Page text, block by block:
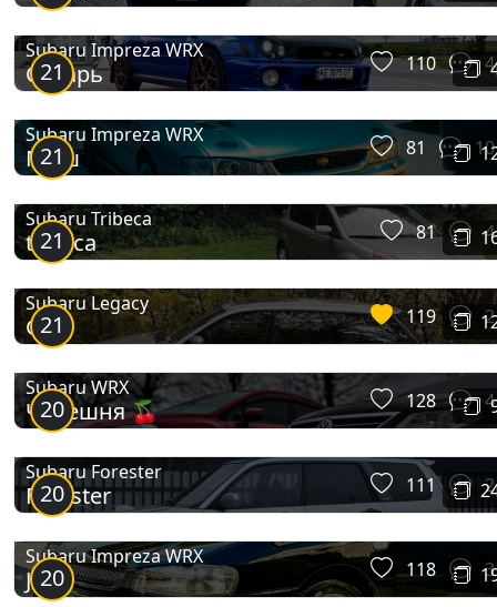
21
Subaru Impreza WRX
Субарь 110 4
21
Subaru Impreza WRX
Миш 81 10
21
Subaru Tribeca
tribeca 81 4
21
Subaru Legacy
GT 119 2
20
Subaru WRX
Черешня 🍒 128 4
20
Subaru Forester
Forester 111 2
20
Subaru Impreza WRX
Jushi 118 3